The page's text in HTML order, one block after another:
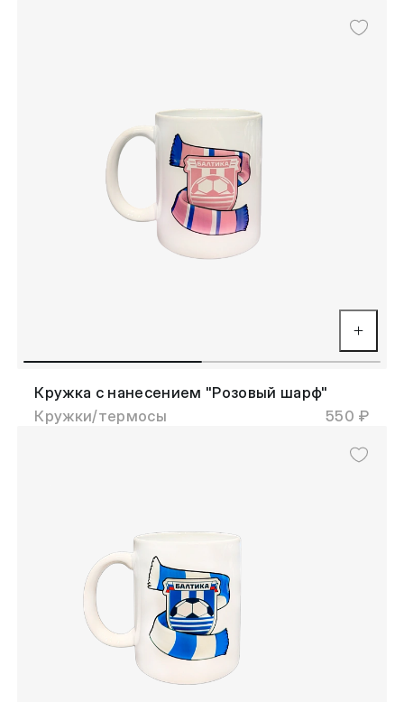
Кружка с нанесением "Розовый шарф"
Кружки/термосы
550 ₽